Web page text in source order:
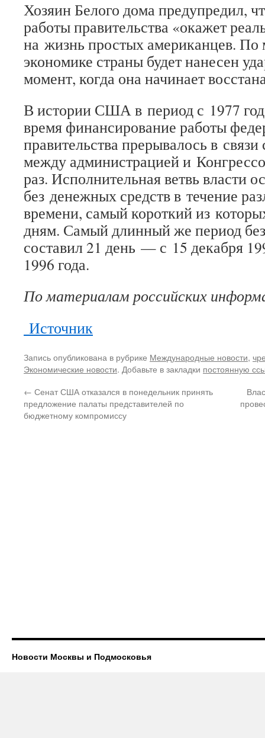
Хозяин Белого дома предупредил,
работы правительства «окажет
на жизнь простых американцев.
экономике страны будет нанесен
момент, когда она начинает
В истории США в период с 1977
время финансирование работы
правительства прерывалось в
между администрацией и
раз. Исполнительная ветвь власти
без денежных средств в течение
времени, самый короткий из
дням. Самый длинный же период
составил 21 день — с 15 декабря
1996 года.
По материалам российских
Источник
Запись опубликована в рубрике Международные новости,
Экономические новости. Добавьте в закладки постоянную
← Сенат США отказался в понедельник принять
предложение палаты представителей по
бюджетному компромиссу
Новости Москвы и Подмосковья